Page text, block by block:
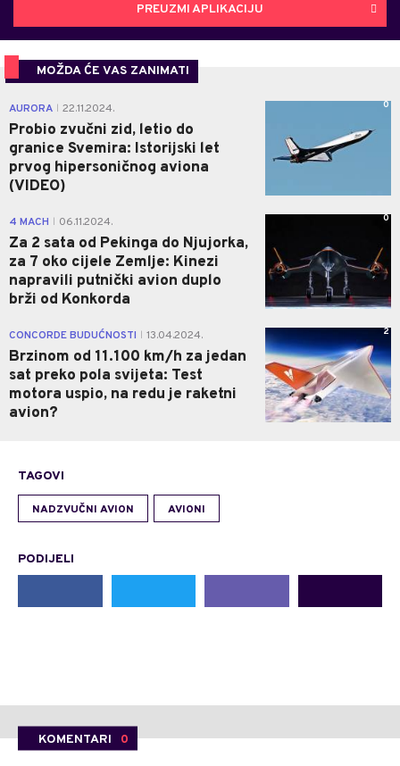
PREUZMI APLIKACIJU
MOŽDA ĆE VAS ZANIMATI
AURORA 22.11.2024.
Probio zvučni zid, letio do
granice Svemira: Istorijski let
prvog hipersoničnog aviona
(VIDEO)
0
4 MACH 06.11.2024.
Za 2 sata od Pekinga do Njujorka,
za 7 oko cijele Zemlje: Kinezi
napravili putnički avion duplo
brži od Konkorda
0
CONCORDE BUDUĆNOSTI 13.04.2024.
Brzinom od 11.100 km/h za jedan
sat preko pola svijeta: Test
motora uspio, na redu je raketni
avion?
2
TAGOVI
NADZVUČNI AVION AVIONI
PODIJELI
KOMENTARI 0